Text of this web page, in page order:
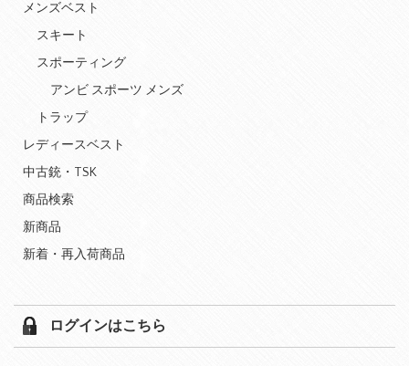
メンズベスト
スキート
スポーティング
アンビ スポーツ メンズ
トラップ
レディースベスト
中古銃・TSK
商品検索
新商品
新着・再入荷商品
ログインはこちら